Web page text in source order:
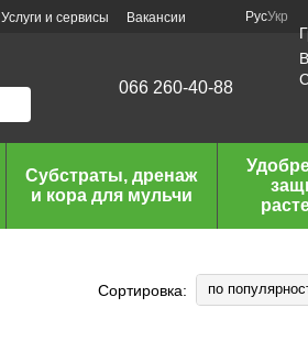
Услуги и сервисы Вакансии РусУкр
066 260-40-88
Субстраты, дренаж
и кора для мульчи
Сортировка: по